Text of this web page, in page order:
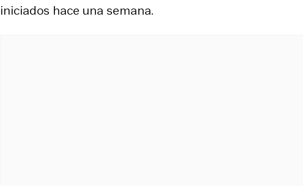
iniciados hace una semana.